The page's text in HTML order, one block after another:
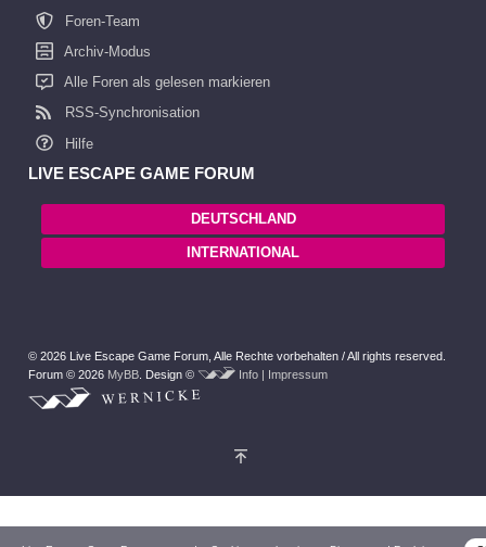
Foren-Team
Archiv-Modus
Alle Foren als gelesen markieren
RSS-Synchronisation
Hilfe
LIVE ESCAPE GAME FORUM
DEUTSCHLAND
INTERNATIONAL
© 2026 Live Escape Game Forum, Alle Rechte vorbehalten / All rights reserved.
Forum © 2026 MyBB. Design © Info | Impressum